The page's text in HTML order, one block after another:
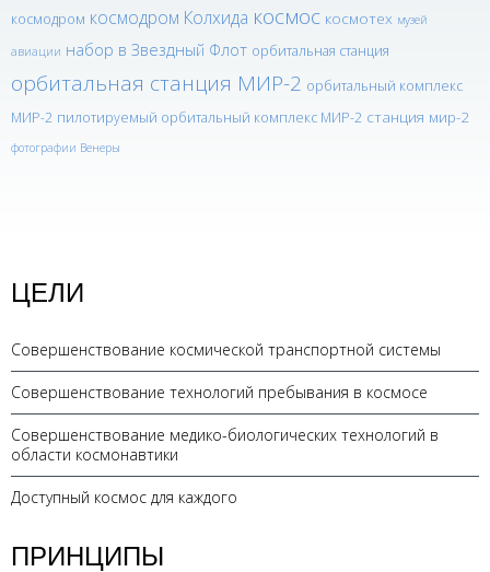
космодром космодром Колхида космос космотех музей
авиации набор в Звездный Флот орбитальная станция
орбитальная станция МИР-2 орбитальный комплекс
МИР-2 пилотируемый орбитальный комплекс МИР-2 станция мир-2
фотографии Венеры
ЦЕЛИ
Совершенствование космической транспортной системы
Совершенствование технологий пребывания в космосе
Совершенствование медико-биологических технологий в
области космонавтики
Доступный космос для каждого
ПРИНЦИПЫ